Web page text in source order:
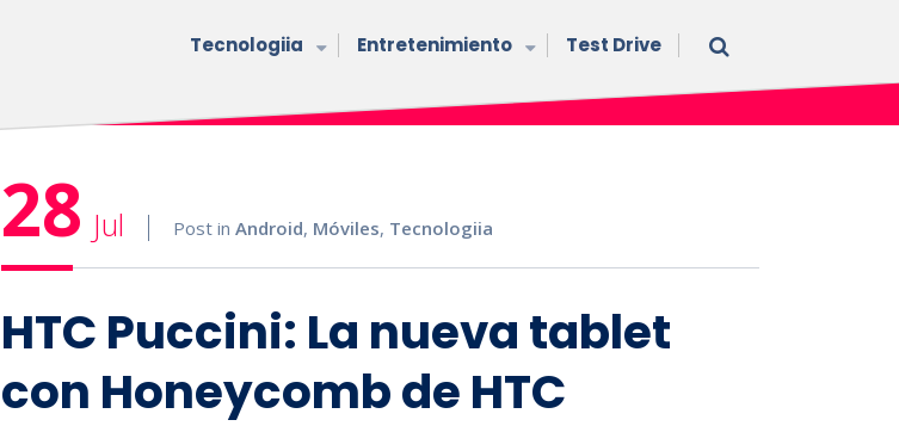
Tecnologiia Entretenimiento Test Drive
28 Jul Post inAndroid, Móviles, Tecnologiia
HTC Puccini: La nueva tablet
con Honeycomb de HTC